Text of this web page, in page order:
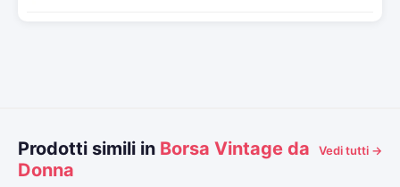
Prodotti simili in Borsa Vintage da
Donna
Vedi tutti →